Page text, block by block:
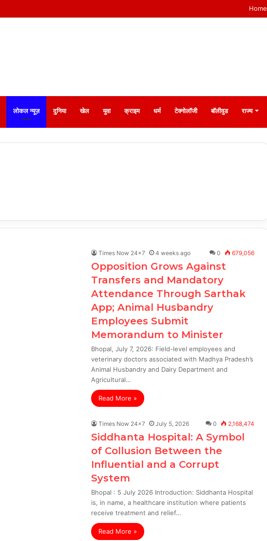
Home
लोकल न्यूज़ दुनिया खेल युवा क्राइम धर्म टेक्नोलॉजी बॉलीवुड राज्य
Times Now 24x7 4 weeks ago 0 679,056
Opposition Grows Against
Transfers and Mandatory
Attendance Through Sarthak
App; Animal Husbandry
Employees Submit
Memorandum to Minister
Bhopal, July 7, 2026: Field-level employees and
veterinary doctors associated with Madhya Pradesh’s
Animal Husbandry and Dairy Department and
Agricultural…
Read More »
Times Now 24x7 July 5, 2026 0 2,168,474
Siddhanta Hospital: A Symbol
of Collusion Between the
Influential and a Corrupt
System
Bhopal : 5 July 2026 Introduction: Siddhanta Hospital
is, in name, a healthcare institution where patients
receive treatment and relief…
Read More »